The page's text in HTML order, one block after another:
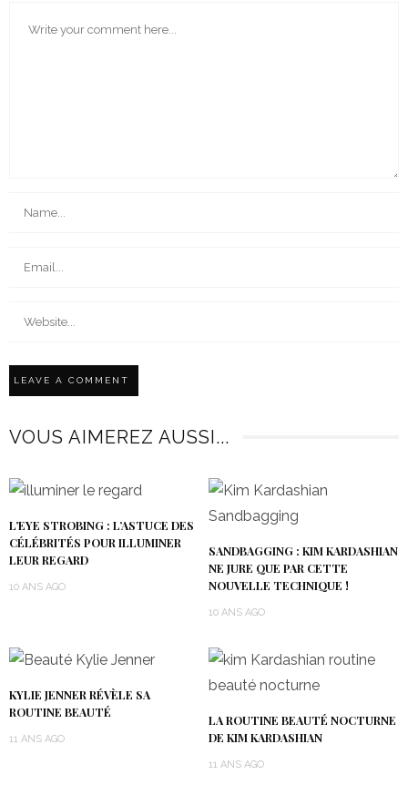
VOUS AIMEREZ AUSSI...
L’EYE STROBING : L’ASTUCE DES
CÉLÉBRITÉS POUR ILLUMINER
LEUR REGARD
10 ANS AGO
SANDBAGGING : KIM KARDASHIAN
NE JURE QUE PAR CETTE
NOUVELLE TECHNIQUE !
10 ANS AGO
KYLIE JENNER RÉVÈLE SA
ROUTINE BEAUTÉ
11 ANS AGO
LA ROUTINE BEAUTÉ NOCTURNE
DE KIM KARDASHIAN
11 ANS AGO